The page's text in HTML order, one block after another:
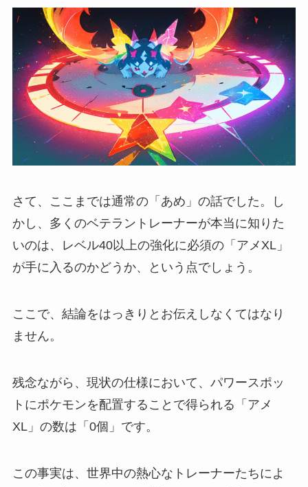
さて、ここまでは通常の「あめ」の話でした。し
かし、多くのベテラントレーナーが本当に知りた
いのは、レベル40以上の強化に必須の「アメXL」
が手に入るのかどうか、という点でしょう。
ここで、結論をはっきりとお伝えしなくてはなり
ません。
残念ながら、現状の仕様において、パワースポッ
トにポケモンを配置することで得られる「アメ
XL」の数は「0個」です。
この事実は、世界中の熱心なトレーナーたちによ